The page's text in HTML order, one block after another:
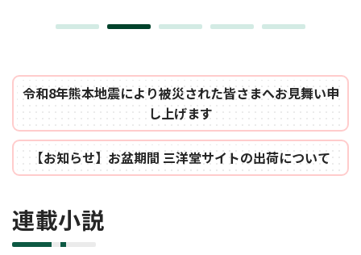
令和8年熊本地震により被災された皆さまへお見舞い申
し上げます
【お知らせ】お盆期間 三洋堂サイトの出荷について
連載小説